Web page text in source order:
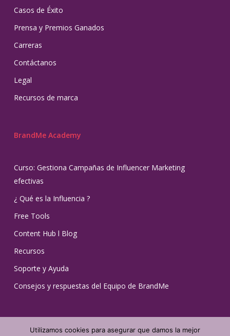
Casos de Éxito
Prensa y Premios Ganados
Carreras
Contáctanos
Legal
Recursos de marca
BrandMe Academy
Curso: Gestiona Campañas de Influencer Marketing
efectivas
¿ Qué es la Influencia ?
Free Tools
Content Hub l Blog
Recursos
Soporte y Ayuda
Consejos y respuestas del Equipo de BrandMe
Utilizamos cookies para asegurar que damos la mejor